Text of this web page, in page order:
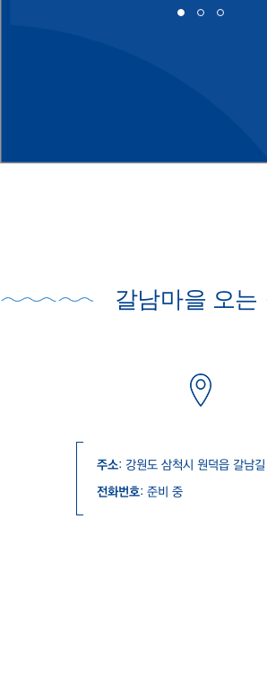
갈남마을 오는
주소: 강원도 삼척시 원덕읍 갈남
전화번호: 준비 중